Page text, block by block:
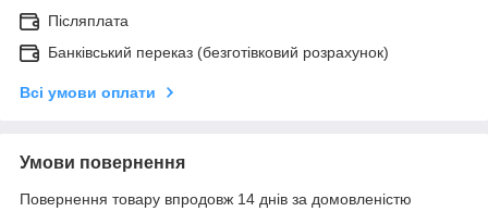
Післяплата
Банківський переказ (безготівковий розрахунок)
Всі умови оплати
Умови повернення
Повернення товару впродовж 14 днів за домовленістю